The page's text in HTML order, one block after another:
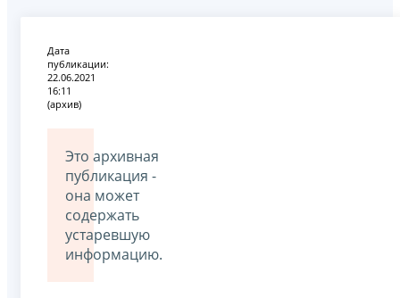
Дата
публикации:
22.06.2021
16:11
(архив)
Это архивная
публикация -
она может
содержать
устаревшую
информацию.